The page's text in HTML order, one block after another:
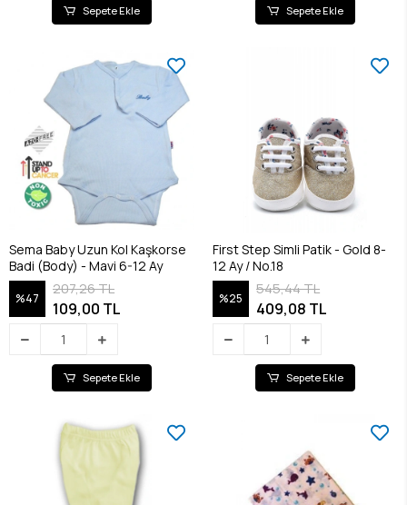
Sepete Ekle Sepete Ekle
Sema Baby Uzun Kol Kaşkorse
Badi (Body) - Mavi 6-12 Ay
%47
207,26 TL
109,00 TL
Sepete Ekle
First Step Simli Patik - Gold 8-
12 Ay / No.18
%25
545,44 TL
409,08 TL
Sepete Ekle